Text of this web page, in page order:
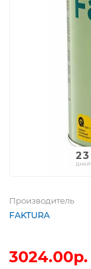
23
дней
Производитель
FAKTURA
3024.00р.